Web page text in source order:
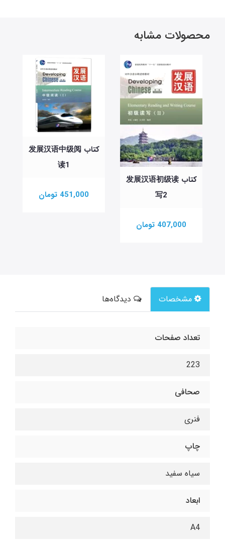
محصولات مشابه
کتاب 发展汉语初级读
写2
407,000 تومان
کتاب 发展汉语中级阅
读1
451,000 تومان
مشخصات دیدگاه‌ها
تعداد صفحات
223
صحافی
فنری
چاپ
سیاه سفید
ابعاد
A4